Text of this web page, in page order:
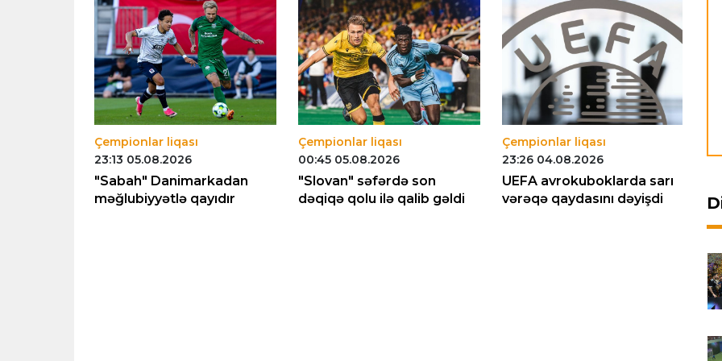
Çempionlar liqası
23:13 05.08.2026
"Sabah" Danimarkadan
məğlubiyyətlə qayıdır
Çempionlar liqası
00:45 05.08.2026
"Slovan" səfərdə son
dəqiqə qolu ilə qalib gəldi
Çempionlar liqası
23:26 04.08.2026
UEFA avrokuboklarda sarı
vərəqə qaydasını dəyişdi